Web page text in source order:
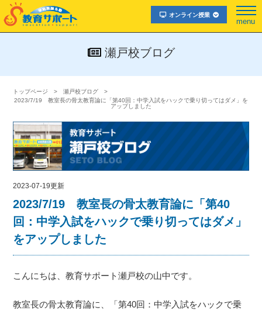
オンライン授業
menu
瀬戸校ブログ
トップページ
瀬戸校ブログ
2023/7/19 教室長の骨太教育論に「第40回：中学入試をハックで乗り切ってはダメ」を
アップしました
2023-07-19更新
2023/7/19 教室長の骨太教育論に「第40
回：中学入試をハックで乗り切ってはダメ」
をアップしました
こんにちは、教育サポート瀬戸校の山中です。
教室長の骨太教育論に、「第40回：中学入試をハックで乗